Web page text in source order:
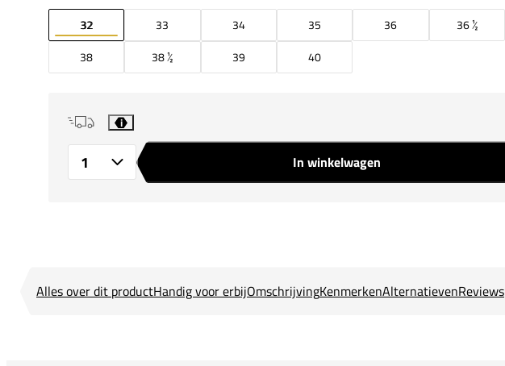
32 33 34 35 36 36 ½
38
38 ½ 39 40
i
In winkelwagen
Alles over dit productHandig voor erbijOmschrijvingKenmerkenAlternatievenReviews